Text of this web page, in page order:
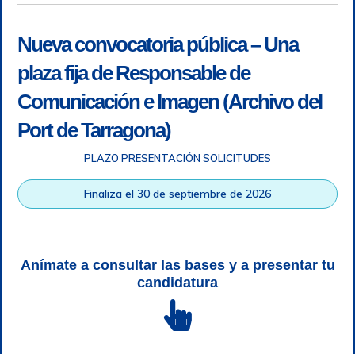
grabación telefónica
| SGSI |
Login
Autoridad Portuaria de Tarragona © Todos los derechos
Nueva convocatoria pública – Una
plaza fija de Responsable de
Comunicación e Imagen (Archivo del
Port de Tarragona)
PLAZO PRESENTACIÓN SOLICITUDES
Finaliza el 30 de septiembre de 2026
Anímate a consultar las bases y a presentar tu
candidatura